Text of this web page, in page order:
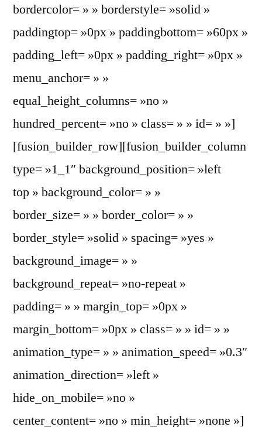
bordercolor= » » borderstyle= »solid »
paddingtop= »0px » paddingbottom= »60px »
padding_left= »0px » padding_right= »0px »
menu_anchor= » »
equal_height_columns= »no »
hundred_percent= »no » class= » » id= » »]
[fusion_builder_row][fusion_builder_column
type= »1_1″ background_position= »left
top » background_color= » »
border_size= » » border_color= » »
border_style= »solid » spacing= »yes »
background_image= » »
background_repeat= »no-repeat »
padding= » » margin_top= »0px »
margin_bottom= »0px » class= » » id= » »
animation_type= » » animation_speed= »0.3″
animation_direction= »left »
hide_on_mobile= »no »
center_content= »no » min_height= »none »]